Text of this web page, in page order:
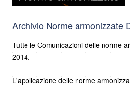
Archivio Norme armonizzate
Tutte le Comunicazioni delle norme
2014.
L'applicazione delle norme